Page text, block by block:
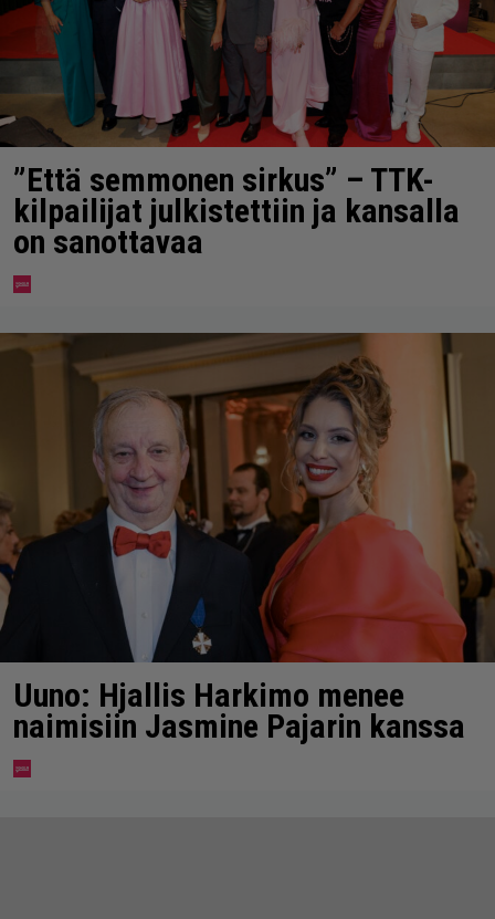
”Että semmonen sirkus” – TTK-
kilpailijat julkistettiin ja kansalla
on sanottavaa
Uuno: Hjallis Harkimo menee
naimisiin Jasmine Pajarin kanssa